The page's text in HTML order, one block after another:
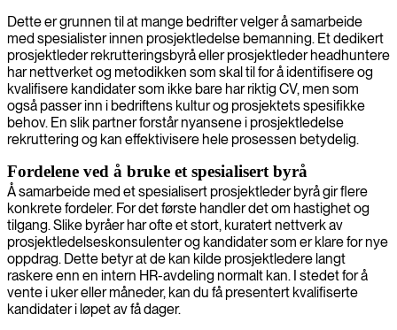
Dette er grunnen til at mange bedrifter velger å samarbeide
med spesialister innen prosjektledelse bemanning. Et dedikert
prosjektleder rekrutteringsbyrå eller prosjektleder headhuntere
har nettverket og metodikken som skal til for å identifisere og
kvalifisere kandidater som ikke bare har riktig CV, men som
også passer inn i bedriftens kultur og prosjektets spesifikke
behov. En slik partner forstår nyansene i prosjektledelse
rekruttering og kan effektivisere hele prosessen betydelig.
Fordelene ved å bruke et spesialisert byrå
Å samarbeide med et spesialisert prosjektleder byrå gir flere
konkrete fordeler. For det første handler det om hastighet og
tilgang. Slike byråer har ofte et stort, kuratert nettverk av
prosjektledelseskonsulenter og kandidater som er klare for nye
oppdrag. Dette betyr at de kan kilde prosjektledere langt
raskere enn en intern HR-avdeling normalt kan. I stedet for å
vente i uker eller måneder, kan du få presentert kvalifiserte
kandidater i løpet av få dager.